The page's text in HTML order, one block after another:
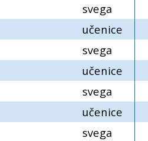
svega
učenice
svega
učenice
svega
učenice
svega